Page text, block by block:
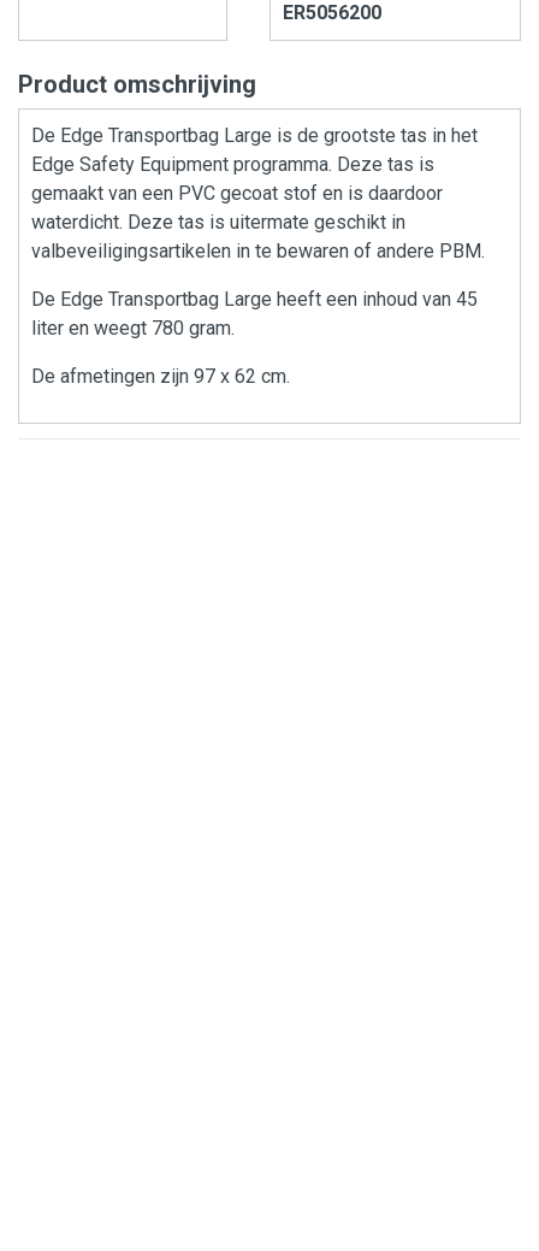
ER5056200
Product omschrijving
De Edge Transportbag Large is de grootste tas in het
Edge Safety Equipment programma. Deze tas is
gemaakt van een PVC gecoat stof en is daardoor
waterdicht. Deze tas is uitermate geschikt in
valbeveiligingsartikelen in te bewaren of andere PBM.
De Edge Transportbag Large heeft een inhoud van 45
liter en weegt 780 gram.
De afmetingen zijn 97 x 62 cm.